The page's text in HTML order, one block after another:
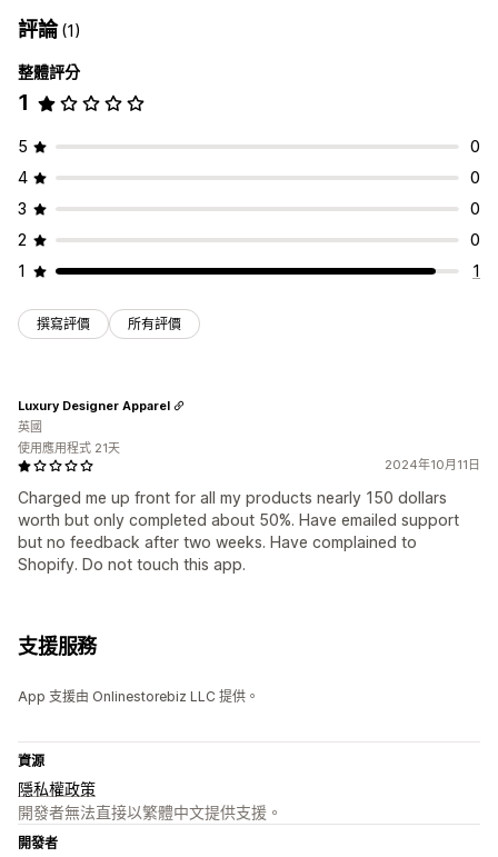
評論(1)
整體評分
1
5
0
4
0
3
0
2
0
1
1
撰寫評價 所有評價
2024年10月11日
Charged me up front for all my products nearly 150 dollars
worth but only completed about 50%. Have emailed support
but no feedback after two weeks. Have complained to
Shopify. Do not touch this app.
Luxury Designer Apparel
英國
使用應用程式 21天
支援服務
App 支援由 Onlinestorebiz LLC 提供。
資源
隱私權政策
開發者無法直接以繁體中文提供支援。
開發者